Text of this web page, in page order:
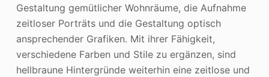
Gestaltung gemütlicher Wohnräume, die Aufnahme
zeitloser Porträts und die Gestaltung optisch
ansprechender Grafiken. Mit ihrer Fähigkeit,
verschiedene Farben und Stile zu ergänzen, sind
hellbraune Hintergründe weiterhin eine zeitlose und